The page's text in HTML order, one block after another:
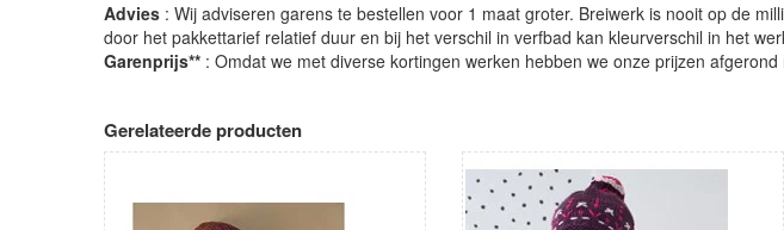
Advies : Wij adviseren garens te bestellen voor 1 maat groter. Breiwerk is nooit op de
door het pakkettarief relatief duur en bij het verschil in verfbad kan kleurverschil in het
Garenprijs** : Omdat we met diverse kortingen werken hebben we onze prijzen
Gerelateerde producten